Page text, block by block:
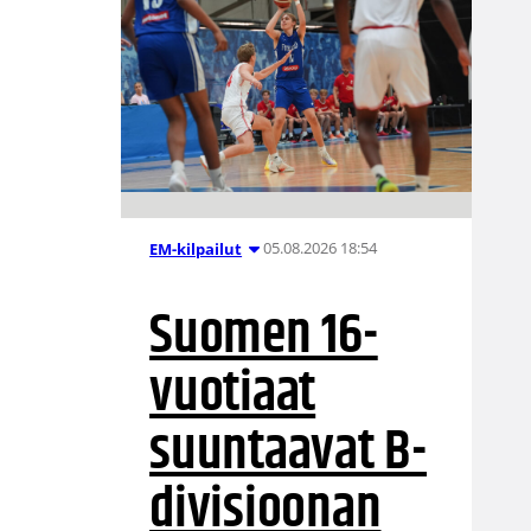
EM-kilpailut 05.08.2026 18:54
Suomen 16-
vuotiaat
suuntaavat B-
divisioonan